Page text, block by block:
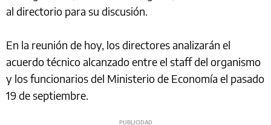
al directorio para su discusión.
En la reunión de hoy, los directores analizarán el
acuerdo técnico alcanzado entre el staff del organismo
y los funcionarios del Ministerio de Economía el pasado
19 de septiembre.